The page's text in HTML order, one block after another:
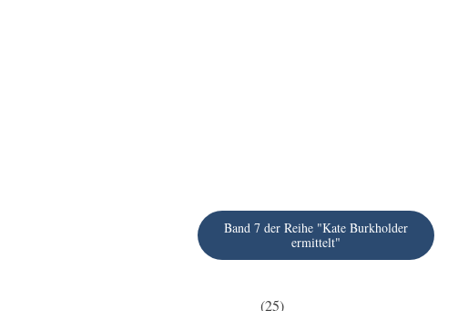
Band 7 der Reihe "Kate Burkholder
ermittelt"
(25)